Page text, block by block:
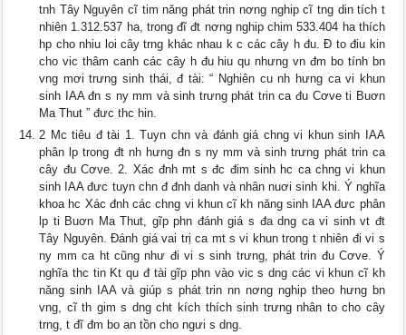
tnh Tây Nguyên cĩ tim năng phát trin nơng nghip cĩ tng din tích t
nhiên 1.312.537 ha, trong đĩ đt nơng nghip chim 533.404 ha thích
hp cho nhiu loi cây trng khác nhau k c các cây h đu. Đ to điu kin
cho vic thâm canh các cây h đu hiu qu nhưng vn đm bo tính bn
vng mơi trưng sinh thái, đ tài: “ Nghiên cu nh hưng ca vi khun
sinh IAA đn s ny mm và sinh trưng phát trin ca đu Cơve ti Buơn
Ma Thut ” đưc thc hin.
2 Mc tiêu đ tài 1. Tuyn chn và đánh giá chng vi khun sinh IAA
phân lp trong đt nh hưng đn s ny mm và sinh trưng phát trin ca
cây đu Cơve. 2. Xác đnh mt s đc đim sinh hc ca chng vi khun
sinh IAA đưc tuyn chn đ đnh danh và nhân nuơi sinh khi. Ý nghĩa
khoa hc Xác đnh các chng vi khun cĩ kh năng sinh IAA đưc phân
lp ti Buơn Ma Thut, gĩp phn đánh giá s đa dng ca vi sinh vt đt
Tây Nguyên. Đánh giá vai trị ca mt s vi khun trong t nhiên đi vi s
ny mm ca ht cũng như đi vi s sinh trưng, phát trin đu Cơve. Ý
nghĩa thc tin Kt qu đ tài gĩp phn vào vic s dng các vi khun cĩ kh
năng sinh IAA và giúp s phát trin nn nơng nghip theo hưng bn
vng, cĩ th gim s dng cht kích thích sinh trưng nhân to cho cây
trng, t đĩ đm bo an tồn cho ngưi s dng.